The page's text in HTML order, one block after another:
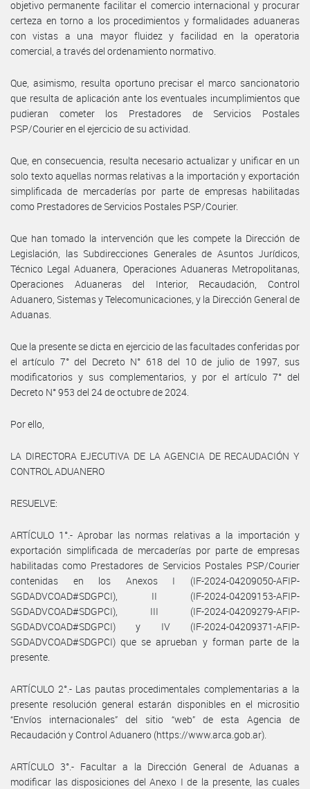
objetivo permanente facilitar el comercio internacional y procurar
certeza en torno a los procedimientos y formalidades aduaneras
con vistas a una mayor fluidez y facilidad en la operatoria
comercial, a través del ordenamiento normativo.
Que, asimismo, resulta oportuno precisar el marco sancionatorio
que resulta de aplicación ante los eventuales incumplimientos que
pudieran cometer los Prestadores de Servicios Postales
PSP/Courier en el ejercicio de su actividad.
Que, en consecuencia, resulta necesario actualizar y unificar en un
solo texto aquellas normas relativas a la importación y exportación
simplificada de mercaderías por parte de empresas habilitadas
como Prestadores de Servicios Postales PSP/Courier.
Que han tomado la intervención que les compete la Dirección de
Legislación, las Subdirecciones Generales de Asuntos Jurídicos,
Técnico Legal Aduanera, Operaciones Aduaneras Metropolitanas,
Operaciones Aduaneras del Interior, Recaudación, Control
Aduanero, Sistemas y Telecomunicaciones, y la Dirección General de
Aduanas.
Que la presente se dicta en ejercicio de las facultades conferidas por
el artículo 7° del Decreto N° 618 del 10 de julio de 1997, sus
modificatorios y sus complementarios, y por el artículo 7° del
Decreto N° 953 del 24 de octubre de 2024.
Por ello,
LA DIRECTORA EJECUTIVA DE LA AGENCIA DE RECAUDACIÓN Y
CONTROL ADUANERO
RESUELVE:
ARTÍCULO 1°.- Aprobar las normas relativas a la importación y
exportación simplificada de mercaderías por parte de empresas
habilitadas como Prestadores de Servicios Postales PSP/Courier
contenidas en los Anexos I (IF-2024-04209050-AFIP-
SGDADVCOAD#SDGPCI), II (IF-2024-04209153-AFIP-
SGDADVCOAD#SDGPCI), III (IF-2024-04209279-AFIP-
SGDADVCOAD#SDGPCI) y IV (IF-2024-04209371-AFIP-
SGDADVCOAD#SDGPCI) que se aprueban y forman parte de la
presente.
ARTÍCULO 2°.- Las pautas procedimentales complementarias a la
presente resolución general estarán disponibles en el micrositio
“Envíos internacionales” del sitio “web” de esta Agencia de
Recaudación y Control Aduanero (https://www.arca.gob.ar).
ARTÍCULO 3°.- Facultar a la Dirección General de Aduanas a
modificar las disposiciones del Anexo I de la presente, las cuales